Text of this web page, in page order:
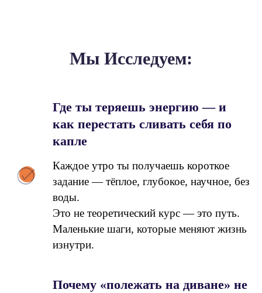
Мы Исследуем:
Где ты теряешь энергию — и
как перестать сливать себя по
капле
Каждое утро ты получаешь короткое
задание — тёплое, глубокое, научное, без
воды.
Это не теоретический курс — это путь.
Маленькие шаги, которые меняют жизнь
изнутри.
Почему «полежать на диване» не